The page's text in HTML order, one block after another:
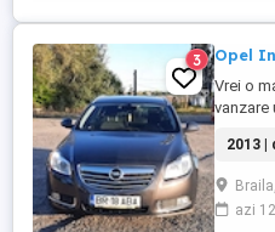
3 Opel
Vrei o
vanzare
2013 |
azi